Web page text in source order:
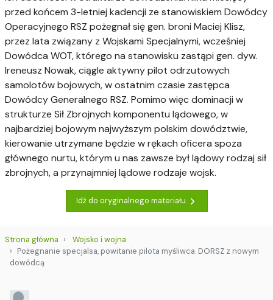
przed końcem 3-letniej kadencji ze stanowiskiem Dowódcy
Operacyjnego RSZ pożegnał się gen. broni Maciej Klisz,
przez lata związany z Wojskami Specjalnymi, wcześniej
Dowódca WOT, którego na stanowisku zastąpi gen. dyw.
Ireneusz Nowak, ciągle aktywny pilot odrzutowych
samolotów bojowych, w ostatnim czasie zastępca
Dowódcy Generalnego RSZ. Pomimo więc dominacji w
strukturze Sił Zbrojnych komponentu lądowego, w
najbardziej bojowym najwyższym polskim dowództwie,
kierowanie utrzymane będzie w rękach oficera spoza
głównego nurtu, którym u nas zawsze był lądowy rodzaj sił
zbrojnych, a przynajmniej lądowe rodzaje wojsk.
Idź do oryginalnego materiału
Strona główna
Wojsko i wojna
Pożegnanie specjalsa, powitanie pilota myśliwca. DORSZ z nowym
dowódcą